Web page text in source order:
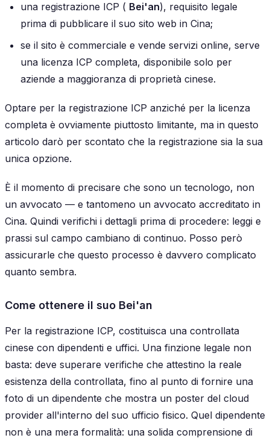
una registrazione ICP ( Bei'an), requisito legale
prima di pubblicare il suo sito web in Cina;
se il sito è commerciale e vende servizi online, serve
una licenza ICP completa, disponibile solo per
aziende a maggioranza di proprietà cinese.
Optare per la registrazione ICP anziché per la licenza
completa è ovviamente piuttosto limitante, ma in questo
articolo darò per scontato che la registrazione sia la sua
unica opzione.
È il momento di precisare che sono un tecnologo, non
un avvocato — e tantomeno un avvocato accreditato in
Cina. Quindi verifichi i dettagli prima di procedere: leggi e
prassi sul campo cambiano di continuo. Posso però
assicurarle che questo processo è davvero complicato
quanto sembra.
Come ottenere il suo Bei'an
Per la registrazione ICP, costituisca una controllata
cinese con dipendenti e uffici. Una finzione legale non
basta: deve superare verifiche che attestino la reale
esistenza della controllata, fino al punto di fornire una
foto di un dipendente che mostra un poster del cloud
provider all'interno del suo ufficio fisico. Quel dipendente
non è una mera formalità: una solida comprensione di